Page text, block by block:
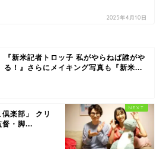
2025年4月10日
『新米記者トロッ子 私がやらねば誰がや
る！』さらにメイキング写真も『新米...
楽部」 クリ
督・脚...